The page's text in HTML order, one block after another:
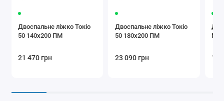
Двоспальне ліжко Токіо
50 140х200 ПМ
21 470 грн
Двоспальне ліжко Токіо
50 180х200 ПМ
23 090 грн 14